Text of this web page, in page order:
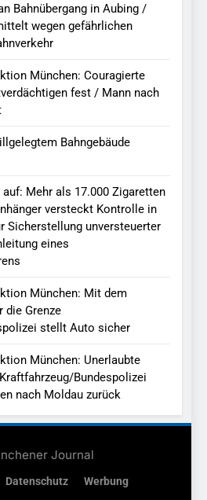
Bahnübergang in Aubing /
wegen gefährlichen
München: Couragierte
fest / Mann nach
Bahngebäude
Mehr als 17.000 Zigaretten
versteckt Kontrolle in
Sicherstellung unversteuerter
eines
München: Mit dem
die Grenze
stellt Auto sicher
München: Unerlaubte
Bundespolizei
nach Moldau zurück
Journal
Datenschutz Werbung